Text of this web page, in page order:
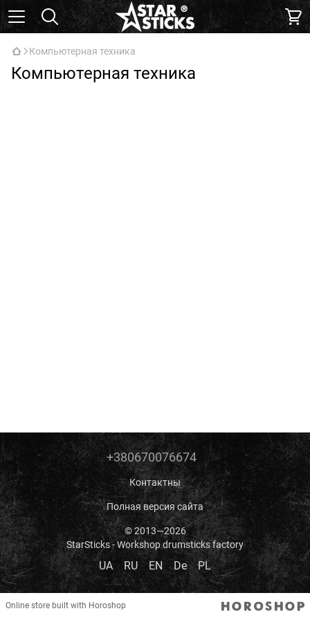
Компьютерная техника
Компьютерная техника
+380670076674
Контактны
Полная версия сайта
© 2013—2026
StarSticks - Workshop drumsticks factory
UA RU EN De PL
Online store built with Horoshop